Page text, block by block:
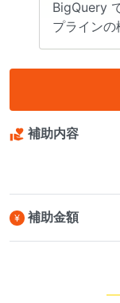
BigQuery
プラインの
補助内容
補助金額